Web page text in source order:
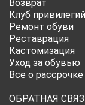
Возврат
Клуб привилегий
Ремонт обуви
Реставрация
Кастомизация
Уход за обувью
Все о
ОБРАТНАЯ